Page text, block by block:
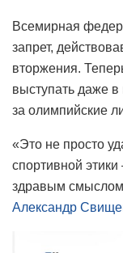
Всемирная
запрет,
вторжения.
выступать даже
за олимпийские
«Это не просто
спортивной
здравым
Александр